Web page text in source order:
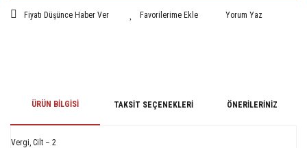
Fiyatı Düşünce Haber Ver Yorum Yaz
ÜRÜN BILGISI TAKSIT SEÇENEKLERI ÖNERILERINIZ
Vergi, Cilt – 2